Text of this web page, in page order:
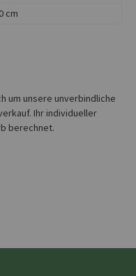
cm
um unsere unverbindliche
Ihr individueller
berechnet.